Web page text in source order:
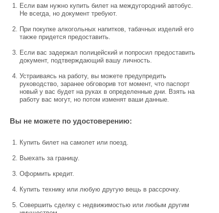
Если вам нужно купить билет на междугородний автобус.
Не всегда, но документ требуют.
При покупке алкогольных напитков, табачных изделий его
также придется предоставить.
Если вас задержал полицейский и попросил предоставить
документ, подтверждающий вашу личность.
Устраиваясь на работу, вы можете предупредить
руководство, заранее обговорив тот момент, что паспорт
новый у вас будет на руках в определенные дни. Взять на
работу вас могут, но потом изменят ваши данные.
Вы не можете по удостоверению:
Купить билет на самолет или поезд.
Выехать за границу.
Оформить кредит.
Купить технику или любую другую вещь в рассрочку.
Совершить сделку с недвижимостью или любым другим